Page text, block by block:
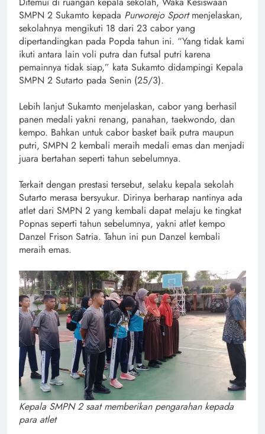
SMPN 2 Sukamto kepada Purworejo Sportmenjelaskan,
sekolahnya mengikuti 18 dari 23 cabor yang
dipertandingkan pada Popda tahun ini. “Yang tidak kami
ikuti antara lain voli putra dan futsal putri karena
pemainnya tidak siap,” kata Sukamto didampingi Kepala
SMPN 2 Sutarto pada Senin (25/3).
Lebih lanjut Sukamto menjelaskan, cabor yang berhasil
panen medali yakni renang, panahan, taekwondo, dan
kempo. Bahkan untuk cabor basket baik putra maupun
putri, SMPN 2 kembali meraih medali emas dan menjadi
juara bertahan seperti tahun sebelumnya.
Terkait dengan prestasi tersebut, selaku kepala sekolah
Sutarto merasa bersyukur. Dirinya berharap nantinya ada
atlet dari SMPN 2 yang kembali dapat melaju ke tingkat
Popnas seperti tahun sebelumnya, yakni atlet kempo
Danzel Frison Satria. Tahun ini pun Danzel kembali
meraih emas.
Kepala SMPN 2 saat memberikan pengarahan kepada
para atlet